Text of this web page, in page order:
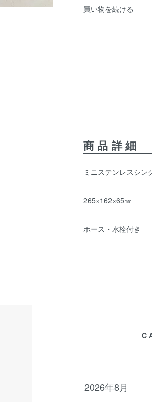
買い物を続ける
商品詳細
ミニステンレスシン
265×162×65㎜
ホース・水栓付き
2026年8月